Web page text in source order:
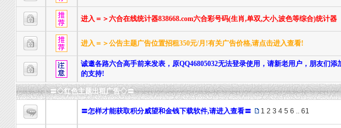
进入＝＞六合在线统计器838668.com六合彩号码(生肖,单双,大小,波色等综合)统计器
进入＝＞公告主题广告位置招租350元/月!有关广告价格,请点击进入查看!
诚邀各路六合高手前来发表，原QQ46805032无法登录使用，请新老用户，朋友们添
的支持!
〓◇红色主题出租广告◇〓
〓怎样才能获取积分威望和金钱下载软件,请进入查看〓 1 2 3 4 5 6 .. 61